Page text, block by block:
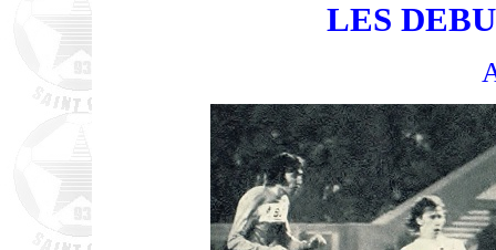
LES